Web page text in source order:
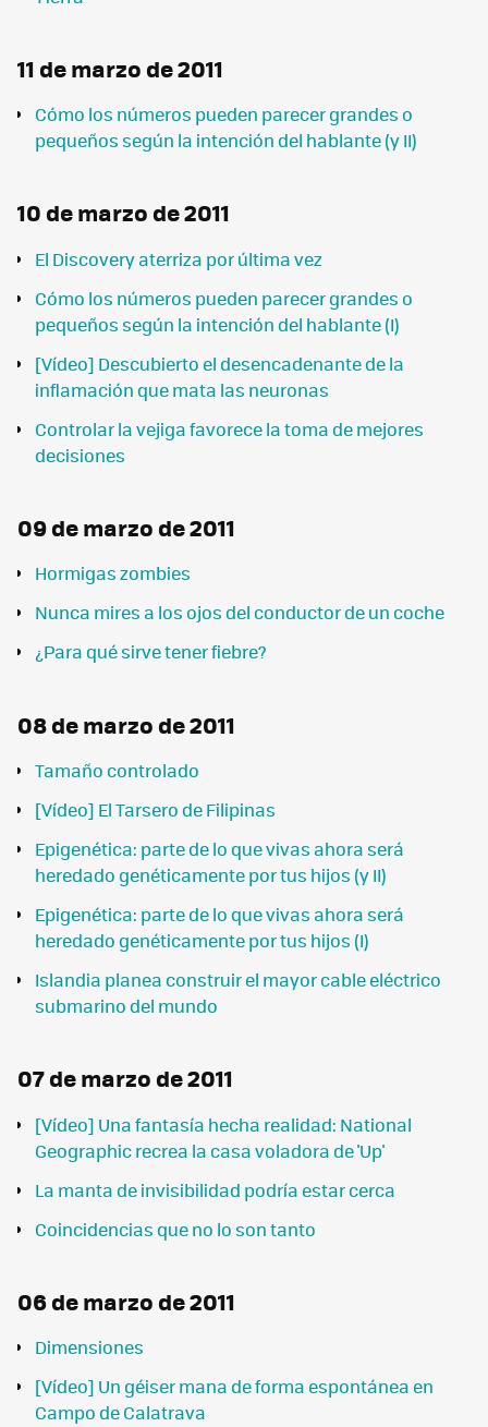
11 de marzo de 2011
Cómo los números pueden parecer grandes o
pequeños según la intención del hablante (y II)
10 de marzo de 2011
El Discovery aterriza por última vez
Cómo los números pueden parecer grandes o
pequeños según la intención del hablante (I)
[Vídeo] Descubierto el desencadenante de la
inflamación que mata las neuronas
Controlar la vejiga favorece la toma de mejores
decisiones
09 de marzo de 2011
Hormigas zombies
Nunca mires a los ojos del conductor de un coche
¿Para qué sirve tener fiebre?
08 de marzo de 2011
Tamaño controlado
[Vídeo] El Tarsero de Filipinas
Epigenética: parte de lo que vivas ahora será
heredado genéticamente por tus hijos (y II)
Epigenética: parte de lo que vivas ahora será
heredado genéticamente por tus hijos (I)
Islandia planea construir el mayor cable eléctrico
submarino del mundo
07 de marzo de 2011
[Vídeo] Una fantasía hecha realidad: National
Geographic recrea la casa voladora de 'Up'
La manta de invisibilidad podría estar cerca
Coincidencias que no lo son tanto
06 de marzo de 2011
Dimensiones
[Vídeo] Un géiser mana de forma espontánea en
Campo de Calatrava